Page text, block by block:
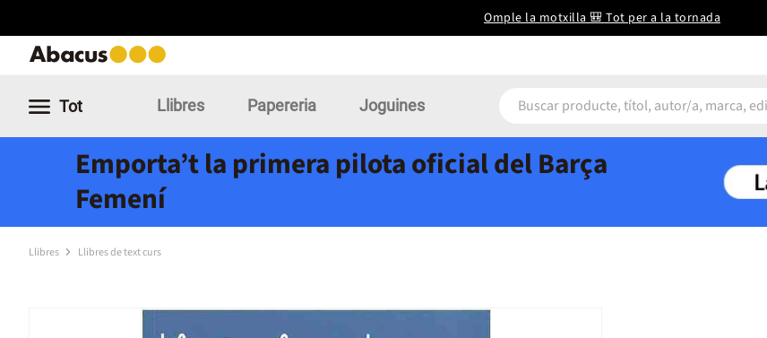
Omple la motxilla 🎒 Tot per a la tornada
Tot Llibres Papereria Joguines
Emporta’t la primera pilota oficial del Barça
Femení
Llibres Llibres de text curs